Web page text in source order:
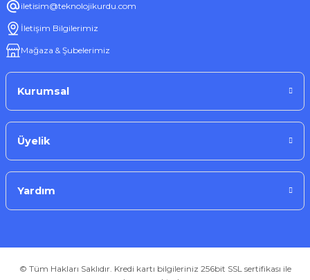
iletisim@teknolojikurdu.com
İletişim Bilgilerimiz
Mağaza & Şubelerimiz
Kurumsal
Üyelik
Yardım
© Tüm Hakları Saklıdır. Kredi kartı bilgileriniz 256bit SSL sertifikası ile